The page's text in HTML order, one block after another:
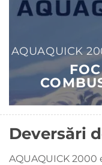
AQUAQUICK
Deversări
AQUAQUICK